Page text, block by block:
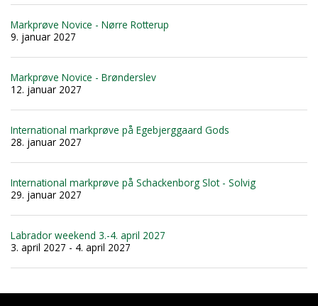
Markprøve Novice - Nørre Rotterup
9. januar 2027
Markprøve Novice - Brønderslev
12. januar 2027
International markprøve på Egebjerggaard Gods
28. januar 2027
International markprøve på Schackenborg Slot - Solvig
29. januar 2027
Labrador weekend 3.-4. april 2027
3. april 2027 - 4. april 2027